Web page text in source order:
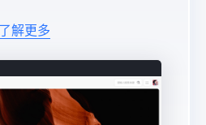
定用户可见，新建相册、
了解更多